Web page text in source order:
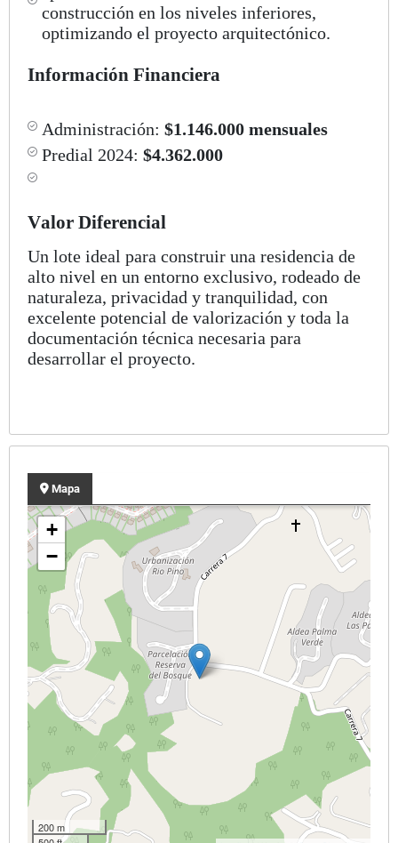
construcción en los niveles inferiores,
optimizando el proyecto arquitectónico.
Información Financiera
Administración: $1.146.000 mensuales
Predial 2024: $4.362.000
Valor Diferencial
Un lote ideal para construir una residencia de
alto nivel en un entorno exclusivo, rodeado de
naturaleza, privacidad y tranquilidad, con
excelente potencial de valorización y toda la
documentación técnica necesaria para
desarrollar el proyecto.
Mapa
+
−
200 m